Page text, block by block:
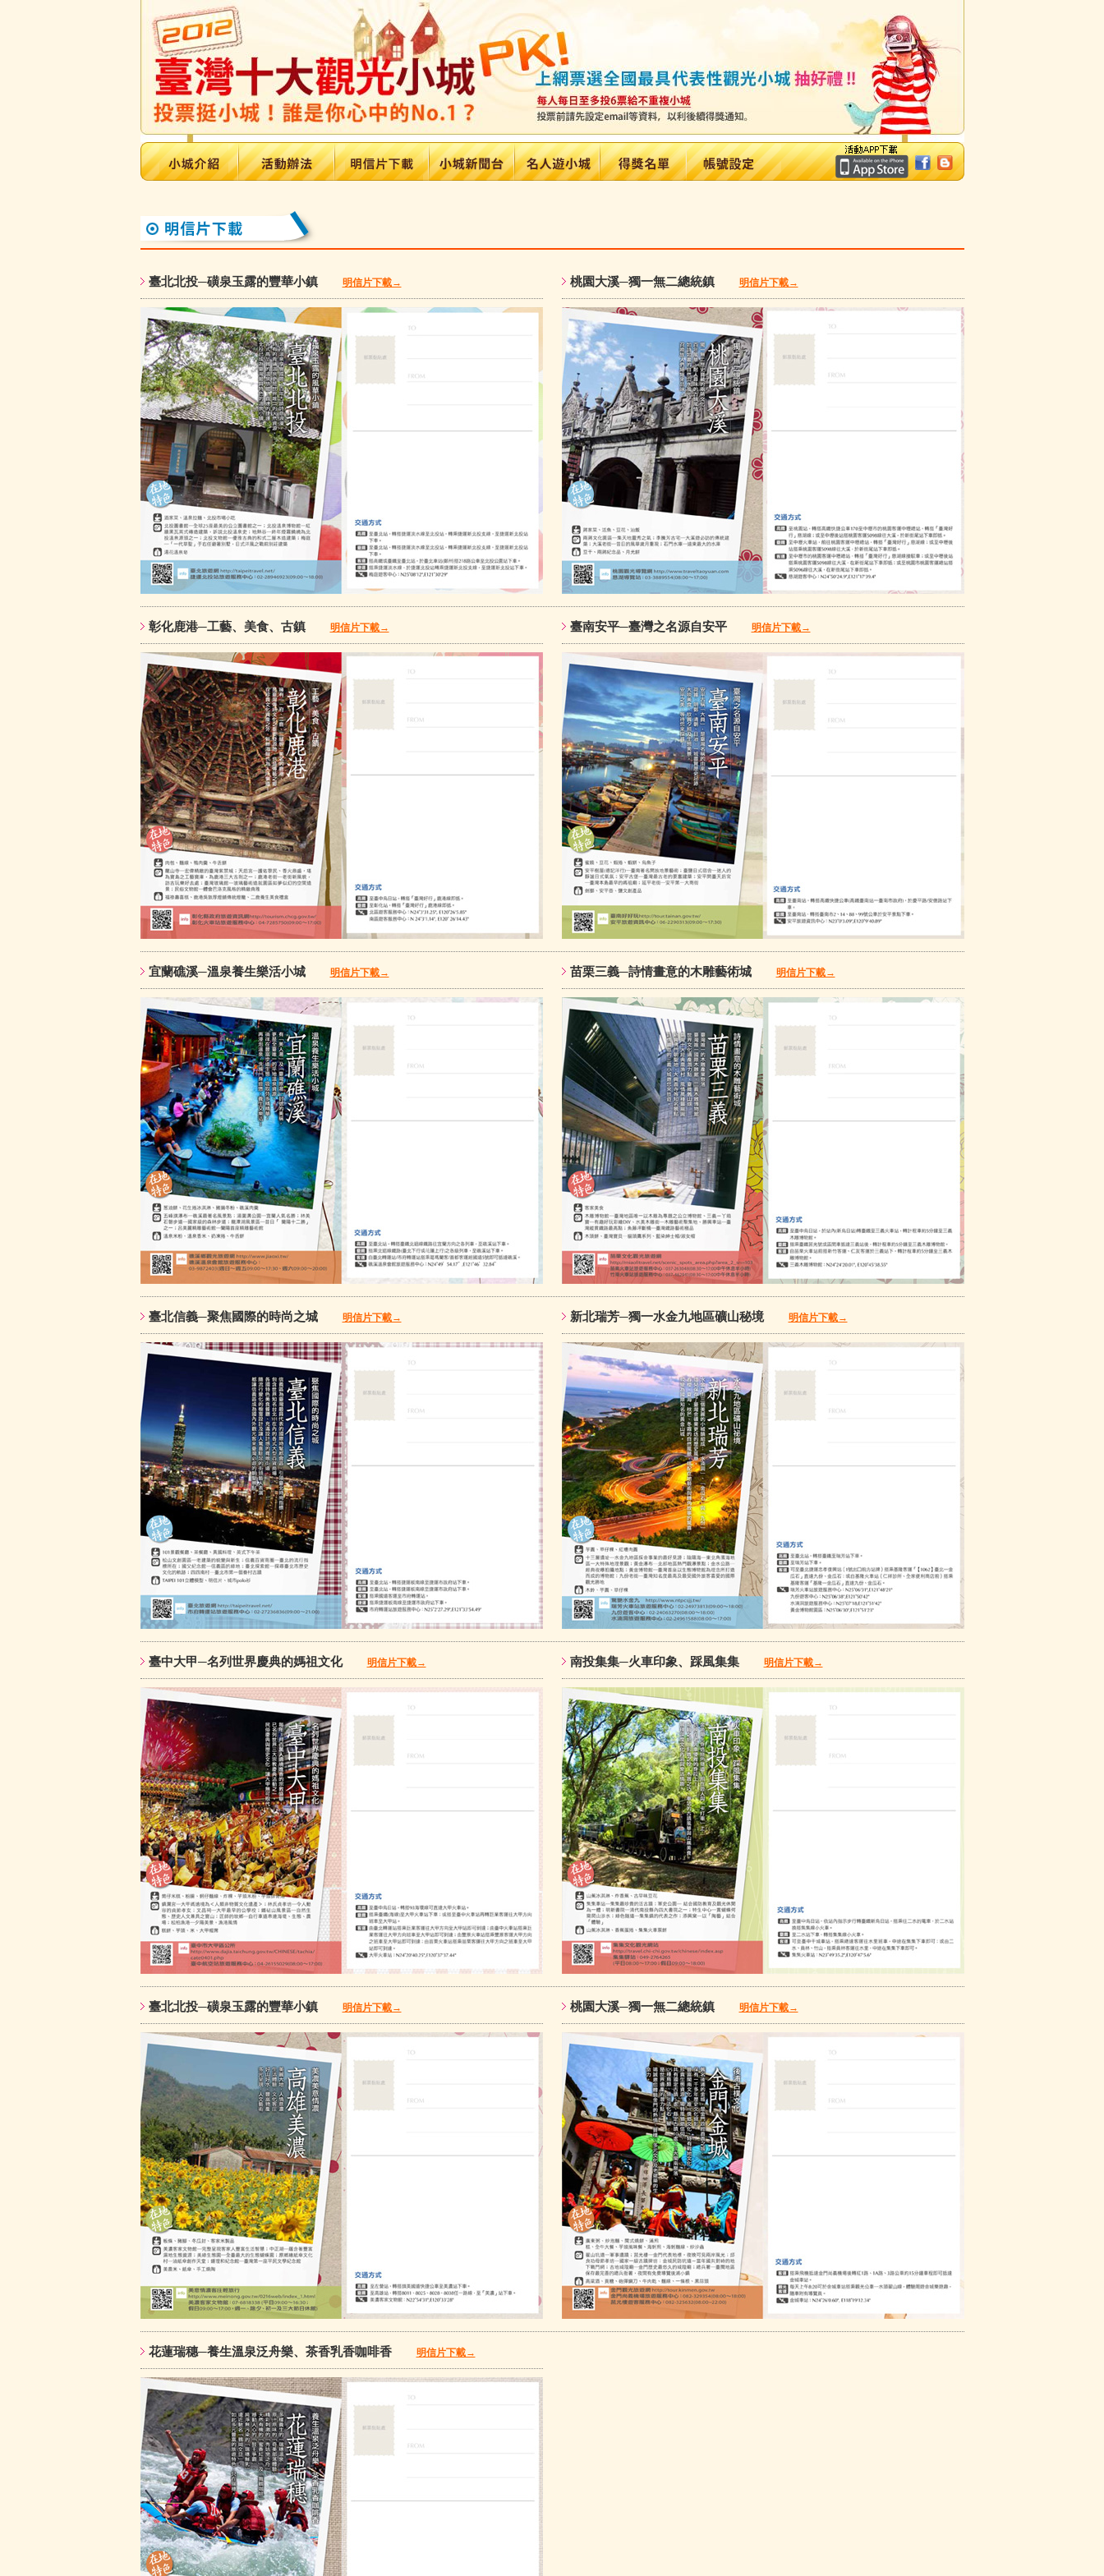
臺北北投─磺泉玉露的豐華小鎮 明信片下載→ 桃園大溪─獨一無二總統鎮 明信片下載→
彰化鹿港─工藝、美食、古鎮 明信片下載→ 臺南安平─臺灣之名源自安平 明信片下載→
宜蘭礁溪─溫泉養生樂活小城 明信片下載→ 苗栗三義─詩情畫意的木雕藝術城 明信片下載→
臺北信義─聚焦國際的時尚之城 明信片下載→ 新北瑞芳─獨一水金九地區礦山秘境 明信片下載→
臺中大甲─名列世界慶典的媽祖文化 明信片下載→ 南投集集─火車印象、踩風集集 明信片下載→
臺北北投─磺泉玉露的豐華小鎮 明信片下載→ 桃園大溪─獨一無二總統鎮 明信片下載→
花蓮瑞穗─養生溫泉泛舟樂、茶香乳香咖啡香 明信片下載→